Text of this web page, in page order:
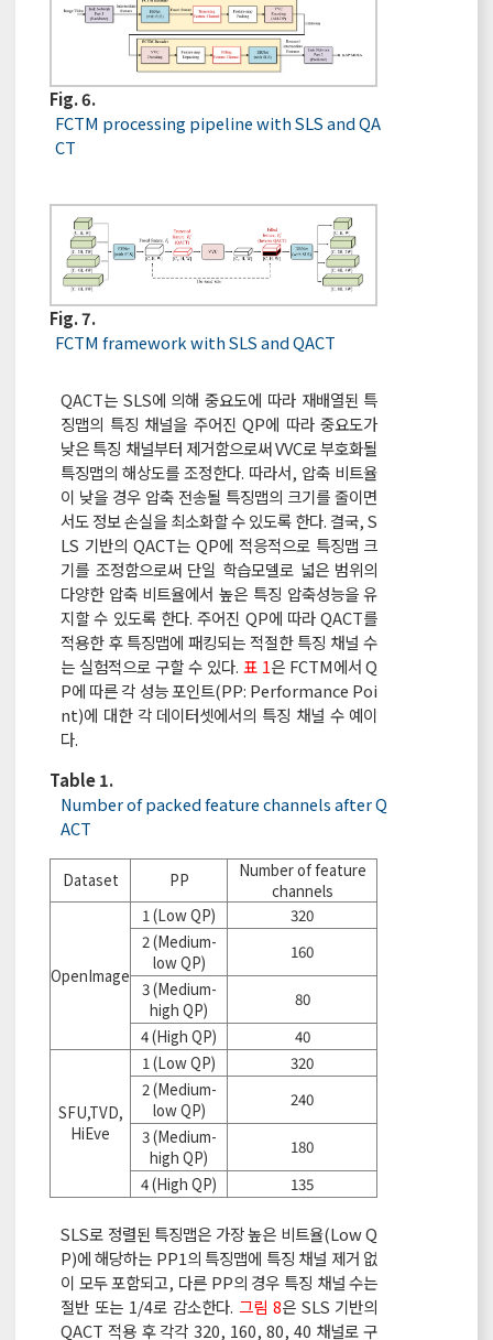
Fig. 6.
FCTM processing pipeline with SLS and QA
CT
Fig. 7.
FCTM framework with SLS and QACT
QACT는 SLS에 의해 중요도에 따라 재배열된 특
징맵의 특징 채널을 주어진 QP에 따라 중요도가
낮은 특징 채널부터 제거함으로써 VVC로 부호화될
특징맵의 해상도를 조정한다. 따라서, 압축 비트율
이 낮을 경우 압축 전송될 특징맵의 크기를 줄이면
서도 정보 손실을 최소화할 수 있도록 한다. 결국, S
LS 기반의 QACT는 QP에 적응적으로 특징맵 크
기를 조정함으로써 단일 학습모델로 넓은 범위의
다양한 압축 비트율에서 높은 특징 압축성능을 유
지할 수 있도록 한다. 주어진 QP에 따라 QACT를
적용한 후 특징맵에 패킹되는 적절한 특징 채널 수
는 실험적으로 구할 수 있다. 표 1은 FCTM에서 Q
P에 따른 각 성능 포인트(PP: Performance Poi
nt)에 대한 각 데이터셋에서의 특징 채널 수 예이
다.
Table 1.
Number of packed feature channels after Q
ACT
Dataset PP
Number of feature
channels
OpenImage
1 (Low QP)
320
2 (Medium-
low QP)
160
3 (Medium-
high QP)
80
4 (High QP)
40
SFU,TVD,
HiEve
1 (Low QP)
320
2 (Medium-
low QP)
240
3 (Medium-
high QP)
180
4 (High QP)
135
SLS로 정렬된 특징맵은 가장 높은 비트율(Low Q
P)에 해당하는 PP1의 특징맵에 특징 채널 제거 없
이 모두 포함되고, 다른 PP의 경우 특징 채널 수는
절반 또는 1/4로 감소한다. 그림 8은 SLS 기반의
QACT 적용 후 각각 320, 160, 80, 40 채널로 구